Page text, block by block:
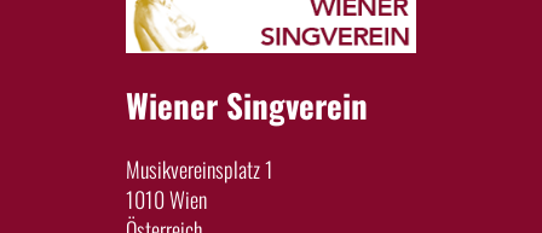
Wiener Singverein
Musikvereinsplatz 1
1010 Wien